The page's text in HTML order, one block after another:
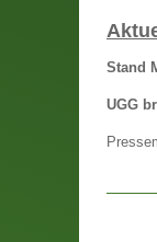
Stand
UGG